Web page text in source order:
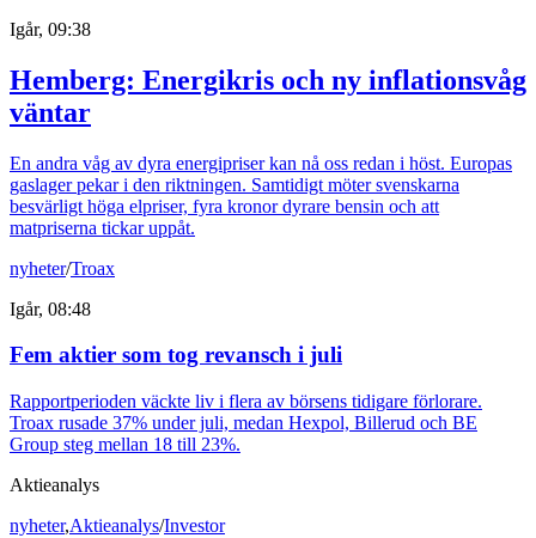
Igår, 09:38
Hemberg: Energikris och ny inflationsvåg
väntar
En andra våg av dyra energipriser kan nå oss redan i höst. Europas
gaslager pekar i den riktningen. Samtidigt möter svenskarna
besvärligt höga elpriser, fyra kronor dyrare bensin och att
matpriserna tickar uppåt.
nyheter/Troax
Igår, 08:48
Fem aktier som tog revansch i juli
Rapportperioden väckte liv i flera av börsens tidigare förlorare.
Troax rusade 37% under juli, medan Hexpol, Billerud och BE
Group steg mellan 18 till 23%.
Aktieanalys
nyheter,Aktieanalys/Investor